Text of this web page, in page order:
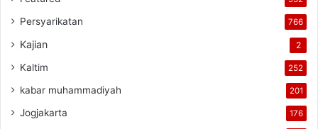
Persyarikatan 766
Kajian 2
Kaltim 252
kabar muhammadiyah 201
Jogjakarta 176